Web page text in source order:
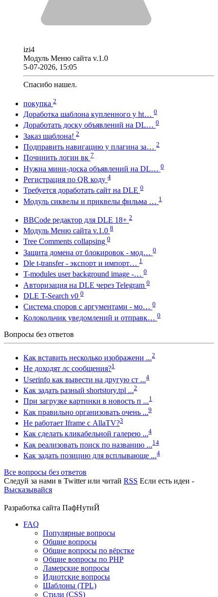
izi4
Модуль Меню сайта v.1.0
5-07-2026, 15:05
Спасибо нашел.
покупка 2
Доработка шаблона купленного у ht… 0
Доработать доску объявлений на DL… 0
Заказ шаблона! 2
Подправить навигацию у плагина за… 2
Починить логин вк 7
Нужна мини-доска объявлений на DL… 0
Регистрация по QR коду 4
Требуется доработать сайт на DLE 0
Модуль сиквелы и приквелы фильма … 1
BBCode редактор для DLE 18+ 2
Модуль Меню сайта v.1.0 8
Tree Comments collapsing 0
Защита домена от блокировок - мод… 0
Dle t-transfer - экспорт и импорт… 1
T-modules user background image -… 0
Авторизация на DLE через Telegram 0
DLE T-Search v0 0
Система споров с аргументами - мо… 0
Колокольчик уведомлений и отправк… 0
Вопросы без ответов
Как вставить несколько изображени ...2
Не доходят лс сообщения?1
Userinfo как вывести на другую ст ...4
Как задать разный shortstory.tpl ...2
При загрузке картинки в новость п ...1
Как правильно организовать очень ...9
Не работает Iframe с AllaTV?3
Как сделать кликабельной галерею ...4
Как реализовать поиск по названию ...14
Как задать позицию для всплывающе ...4
Все вопросы без ответов
Следуй за нами в Twitterили читай RSS Если есть идеи -
Высказывайся
Разработка сайта ПафНутиЙ
FAQ
Популярные вопросы
Общие вопросы
Общие вопросы по вёрстке
Общие вопросы по PHP
Ламерские вопросы
Идиотские вопросы
Шаблоны (TPL)
Стили (CSS)